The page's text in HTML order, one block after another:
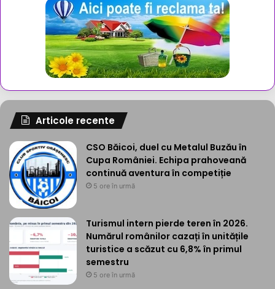
Articole recente
CSO Băicoi, duel cu Metalul Buzău în
Cupa României. Echipa prahoveană
continuă aventura în competiție
5 ore în urmă
Turismul intern pierde teren în 2026.
Numărul românilor cazați în unitățile
turistice a scăzut cu 6,8% în primul
semestru
5 ore în urmă